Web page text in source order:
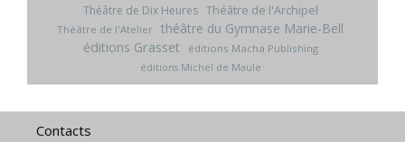
Théâtre de Dix Heures Théâtre de l'Archipel
Théâtre de l'Atelier théâtre du Gymnase Marie-Bell
éditions Grasset
éditions Macha Publishing
éditions Michel de Maule
Contacts